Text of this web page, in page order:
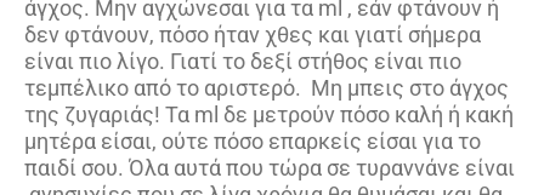
άγχος. Μην αγχώνεσαι για τα ml , εάν φτάνουν ή
δεν φτάνουν, πόσο ήταν χθες και γιατί σήμερα
είναι πιο λίγο. Γιατί το δεξί στήθος είναι πιο
τεμπέλικο από το αριστερό. Μη μπεις στο άγχος
της ζυγαριάς! Τα ml δε μετρούν πόσο καλή ή κακή
μητέρα είσαι, ούτε πόσο επαρκείς είσαι για το
παιδί σου. Όλα αυτά που τώρα σε τυραννάνε είναι